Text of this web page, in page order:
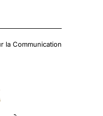
la Communication